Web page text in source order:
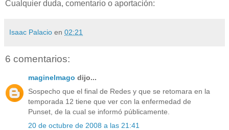
Cualquier duda, comentario o aportación:
Isaac Palacio en 02:21
6 comentarios:
maginelmago dijo...
Sospecho que el final de Redes y que se retomara en la
temporada 12 tiene que ver con la enfermedad de
Punset, de la cual se informó públicamente.
20 de octubre de 2008 a las 21:41